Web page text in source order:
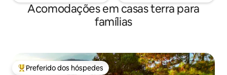
Acomodações em casas terra para
famílias
Entre os melhores preferidos dos hóspedes
Preferido dos hóspedes